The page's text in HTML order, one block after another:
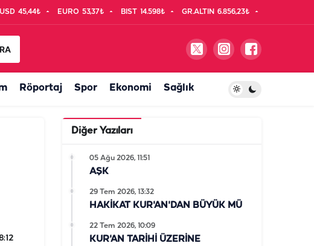
USD 45,44₺ EURO 53,37₺ BIST 14.598₺ GR.ALTIN 6.856,23₺
Röportaj Spor Ekonomi Sağlık
Diğer Yazıları
AŞK
05 Ağu 2026, 11:51
HAKİKAT KUR'AN'DAN BÜYÜK MÜ
29 Tem 2026, 13:32
KUR'AN TARİHİ ÜZERİNE
22 Tem 2026, 10:09